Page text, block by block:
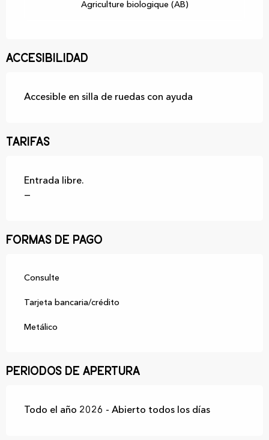
Agriculture biologique (AB)
Accesibilidad
Accesible en silla de ruedas con ayuda
Tarifas
Entrada libre.
—
Formas de pago
Consulte
Tarjeta bancaria/crédito
Metálico
Periodos de apertura
Todo el año 2026 - Abierto todos los días